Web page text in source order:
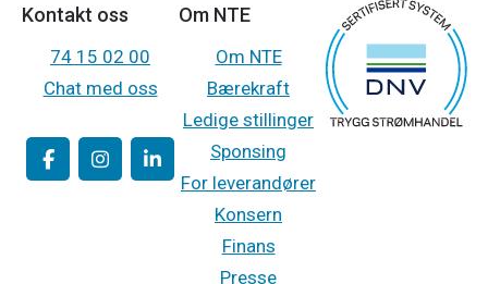
Kontakt oss
74 15 02 00
Chat med oss
Om NTE
Om NTE
Bærekraft
Ledige stillinger
Sponsing
For leverandører
Konsern
Finans
Presse